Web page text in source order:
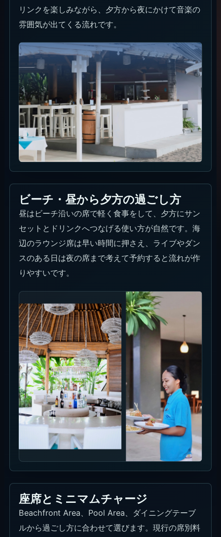
リンクを楽しみながら、夕方から夜にかけて音楽の
雰囲気が出てくる流れです。
ビーチ・昼から夕方の過ごし方
昼はビーチ沿いの席で軽く食事をして、夕方にサン
セットとドリンクへつなげる使い方が自然です。海
辺のラウンジ席は早い時間に押さえ、ライブやダン
スのある日は夜の席まで考えて予約すると流れが作
りやすいです。
座席とミニマムチャージ
Beachfront Area、Pool Area、ダイニングテーブ
ルから過ごし方に合わせて選びます。現行の席別料